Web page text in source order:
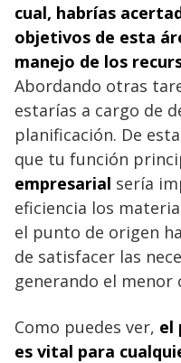
cual, habrías
objetivos de esta
manejo de los
Abordando otras
estarías a cargo de
planificación. De
que tu función
empresarial sería
eficiencia los
el punto de origen
de satisfacer las
generando el menor
Como puedes ver, el
es vital para